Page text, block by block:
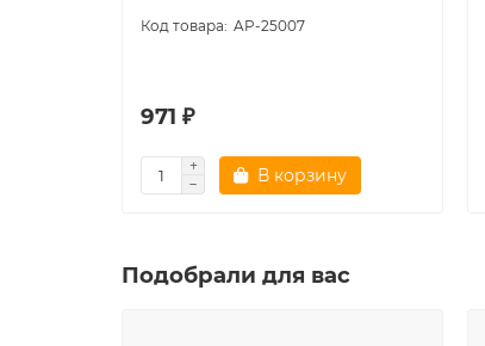
AP-25007
971 ₽
В корзину
Подобрали для вас